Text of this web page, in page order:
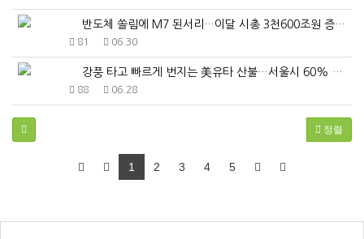
반도체 쏠림에 M7 된서리…이달 시총 3천600조원 증…
81 06.30
강풍 타고 빠르게 번지는 美유타 산불…서울시 60% 면…
88 06.28
정렬
1 2 3 4 5